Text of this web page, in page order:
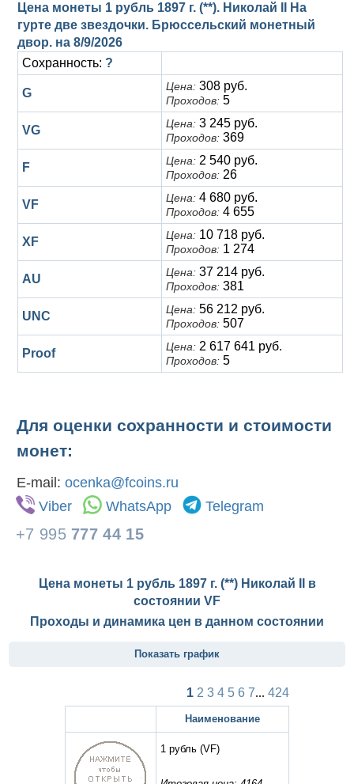
Цена монеты 1 рубль 1897 г. (**). Николай II На
гурте две звездочки. Брюссельский монетный
двор. на 8/9/2026
Сохранность: ?
G Цена: 308 руб.
Проходов: 5
VG Цена: 3 245 руб.
Проходов: 369
F Цена: 2 540 руб.
Проходов: 26
VF Цена: 4 680 руб.
Проходов: 4 655
XF Цена: 10 718 руб.
Проходов: 1 274
AU Цена: 37 214 руб.
Проходов: 381
UNC Цена: 56 212 руб.
Проходов: 507
Proof Цена: 2 617 641 руб.
Проходов: 5
Для оценки сохранности и стоимости
монет:
E-mail: ocenka@fcoins.ru
Viber
WhatsApp Telegram
+7 995 777 44 15
Цена монеты 1 рубль 1897 г. (**) Николай II в
состоянии VF
Проходы и динамика цен в данном состоянии
Показать график
1 2 3 4 5 6 7... 424
Наименование
1 рубль (VF)